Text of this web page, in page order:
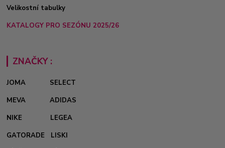
Velikostní tabulky
KATALOGY PRO SEZÓNU 2025/26
ZNAČKY :
JOMA
SELECT
MEVA
ADIDAS
NIKE
LEGEA
GATORADE
LISKI